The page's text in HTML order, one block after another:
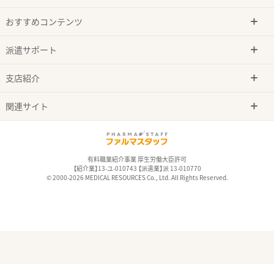
おすすめコンテンツ
派遣サポート
支店紹介
関連サイト
有料職業紹介事業 厚生労働大臣許可
【紹介業】13-ユ-010743 【派遣業】派 13-010770
© 2000-2026 MEDICAL RESOURCES Co., Ltd. All Rights Reserved.